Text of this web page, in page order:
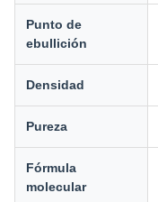
Punto de
ebullición
Densidad
Pureza
Fórmula
molecular